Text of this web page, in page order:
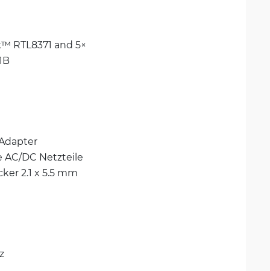
RTL8371 and 5×
AC/DC Netzteile
2.1 x 5.5 mm